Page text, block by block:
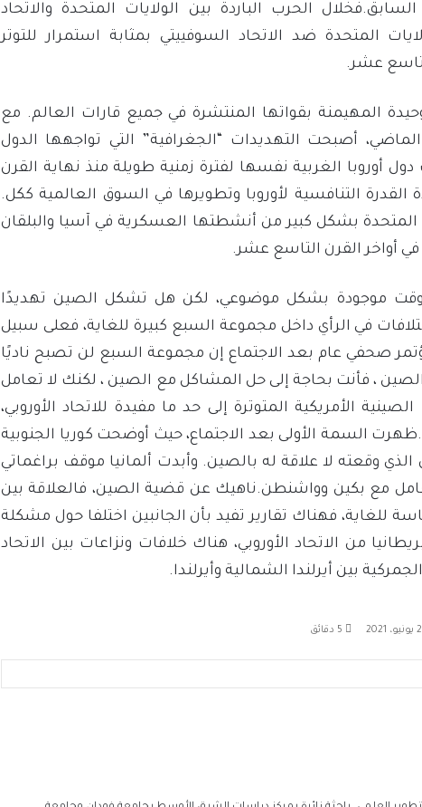
الحرب الباردة بين الولايات المتحدة والاتحاد
المتحدة ضد الاتحاد السوفييتي بمثابة استمرار للتوتر
عشر.
المهيمنة بقواتها المنتشرة في جميع قارات العالم. مع
أصبحت التهديدات “الجغرافية” التي تواجهها الدول
أوروبا الغربية نفسها لفترة زمنية طويلة منذ نهاية القرن
القدرة التنافسية لأوروبا وتطويرها في السوق العالمية ككل.
المتحدة بشكل كبير من أنشطتها العسكرية في آسيا والبلقان
في أواخر القرن التاسع عشر.
موجودة بشكل موضوعي، لكن هل تشكل الصين تهديدًا
في الرأي داخل مجموعة السبع كبيرة للغاية، فعلى سبيل
صحفي عام بعد الاجتماع إن مجموعة السبع لن تصبح ناديًا
، فأنت بحاجة إلى حل المشاكل مع الصين ، لكنك لا تعامل
الأمريكية المتوترة إلى حد ما مفيدة للاتحاد الأوروبي،
السمة الأولى بعد الاجتماع، حيث أوضحت كوريا الجنوبية
الذي وقعته لا علاقة له بالصين. وأبدت ألمانيا موقف براغماتي
مع بكين وواشنطن.ناهيك عن قضية الصين، فالعلاقة بين
للغاية، فهناك تقارير تفيد بأن الجانبين اختلفا حول مشكلة
من الاتحاد الأوروبي، هناك خلافات ونزاعات بين الاتحاد
بين أيرلندا الشمالية وأيرلندا.
2021